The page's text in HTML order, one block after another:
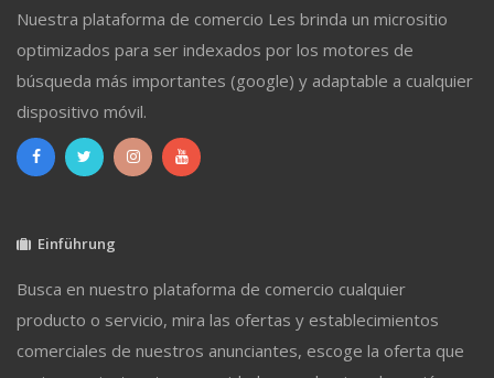
Nuestra plataforma de comercio Les brinda un micrositio
optimizados para ser indexados por los motores de
búsqueda más importantes (google) y adaptable a cualquier
dispositivo móvil.
Einführung
Busca en nuestro plataforma de comercio cualquier
producto o servicio, mira las ofertas y establecimientos
comerciales de nuestros anunciantes, escoge la oferta que